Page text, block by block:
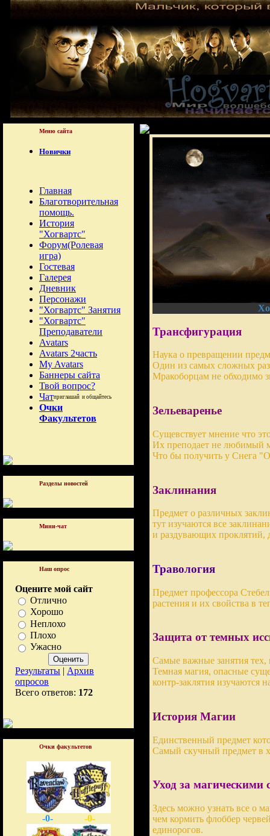
Меню сайта
Новички
Главная
Благотворительная
помощь.
История
"Хогвартс"
Форум(Ролевая
игра)
Гостевая
Галерея
Дневник
Персонажи
"Хогвартс" Занятия
"Хогвартс"
Преподаватели
Avatars
Avatars 2часть
My Avatars
Баннеры сайта
Твой вопрос?
Чатприглашай и общайтесь
Очки
Факультетов
Разделы новостей
Мини-чат
Наш опрос
Оцените мой сайт
Отлично
Хорошо
Неплохо
Плохо
Ужасно
Результаты | Архив
опросов
Всего ответов: 172
Очки факультетов
-0- -0-
Трансфигурация
Наука о превращении
Один из самых сложных
Мракоборцам не обходимо
Зельеваренье
Сущевствует мнение что
Их преподает не любимый
Что бы получить у Снега
Заклинания
Предмет о различных
тут изучаются все
и раздувающих
Травология
Предмет профессора
растения и их свойства в
Защита от темных
Самые важные занятия тех,
Темная магия, опасные
контр-заклятия изучаются
История Магии
Единственный предмет
Самый скучный предмет в
Уход за магическими
Здесь можно узнать все о
чем кормить флоббер
единорогов.